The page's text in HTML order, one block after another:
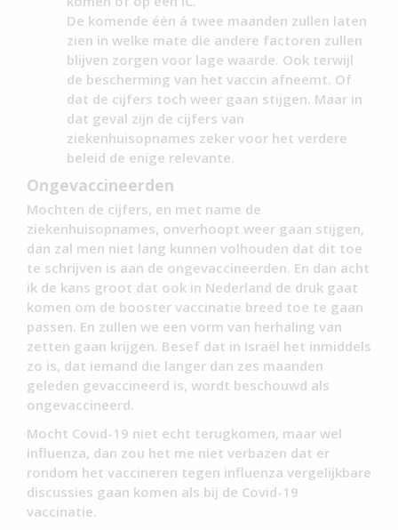
De komende één á twee maanden zullen laten
zien in welke mate die andere factoren zullen
blijven zorgen voor lage waarde. Ook terwijl
de bescherming van het vaccin afneemt. Of
dat de cijfers toch weer gaan stijgen. Maar in
dat geval zijn de cijfers van
ziekenhuisopnames zeker voor het verdere
beleid de enige relevante.
Ongevaccineerden
Mochten de cijfers, en met name de
ziekenhuisopnames, onverhoopt weer gaan stijgen,
dan zal men niet lang kunnen volhouden dat dit toe
te schrijven is aan de ongevaccineerden. En dan acht
ik de kans groot dat ook in Nederland de druk gaat
komen om de booster vaccinatie breed toe te gaan
passen. En zullen we een vorm van herhaling van
zetten gaan krijgen. Besef dat in Israël het inmiddels
zo is, dat iemand die langer dan zes maanden
geleden gevaccineerd is, wordt beschouwd als
ongevaccineerd.
Mocht Covid-19 niet echt terugkomen, maar wel
influenza, dan zou het me niet verbazen dat er
rondom het vaccineren tegen influenza vergelijkbare
discussies gaan komen als bij de Covid-19
vaccinatie.